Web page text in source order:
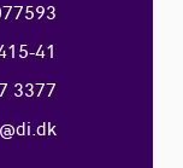
41
3377